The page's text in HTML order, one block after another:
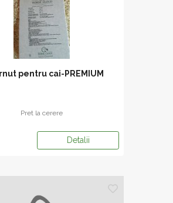
pentru cai-PREMIUM
Pret la cerere
Detalii